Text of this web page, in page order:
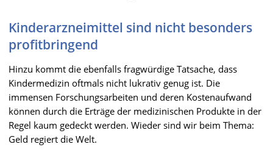
Kinderarzneimittel sind nicht besonders
profitbringend
Hinzu kommt die ebenfalls fragwürdige Tatsache, dass
Kindermedizin oftmals nicht lukrativ genug ist. Die
immensen Forschungsarbeiten und deren Kostenaufwand
können durch die Erträge der medizinischen Produkte in der
Regel kaum gedeckt werden. Wieder sind wir beim Thema:
Geld regiert die Welt.